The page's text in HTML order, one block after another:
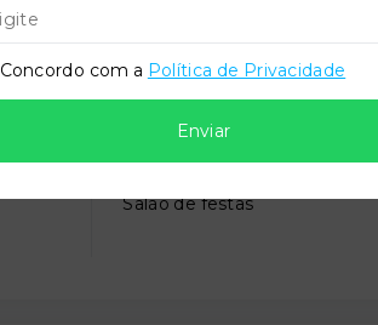
Piscina adulto
Salão de festas
Concordo com a Política de Privacidade
Enviar